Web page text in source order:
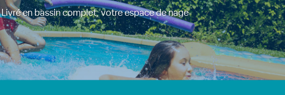
en bassin complet, votre espace de nage